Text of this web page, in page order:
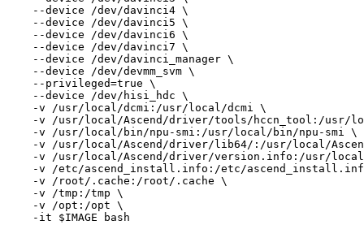
    --device /dev/davinci4 \
    --device /dev/davinci5 \
    --device /dev/davinci6 \
    --device /dev/davinci7 \
    --device /dev/davinci_manager \
    --device /dev/devmm_svm \
    --privileged=true \
    --device /dev/hisi_hdc \
    -v /usr/local/dcmi:/usr/local/dcmi \
-v /usr/local/Ascend/driver/tools/hccn_tool:/usr/
    -v /usr/local/bin/npu-smi:/usr/local/bin/npu-smi \
-v /usr/local/Ascend/driver/lib64/:/usr/local/
-v /usr/local/Ascend/driver/version.info:/usr/
-v /etc/ascend_install.info:/etc/
    -v /root/.cache:/root/.cache \
    -v /tmp:/tmp \
    -v /opt:/opt \
    -it $IMAGE bash